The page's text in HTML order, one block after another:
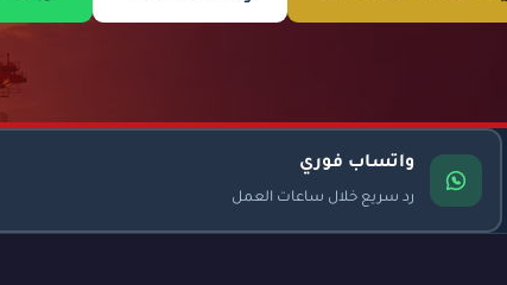
واتساب فوري
رد سريع خلال ساعات العمل